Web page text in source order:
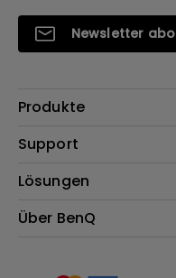
Newsletter
Produkte
Beamer
Lampen
Webcams
Support
Kontakt
Reparaturservice
BenQ Blog
Lösungen
Für Unternehmen
Über BenQ
Nachhaltigkeit